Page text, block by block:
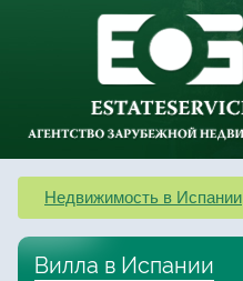
Недвижимость в Испании
Вилла в Испании